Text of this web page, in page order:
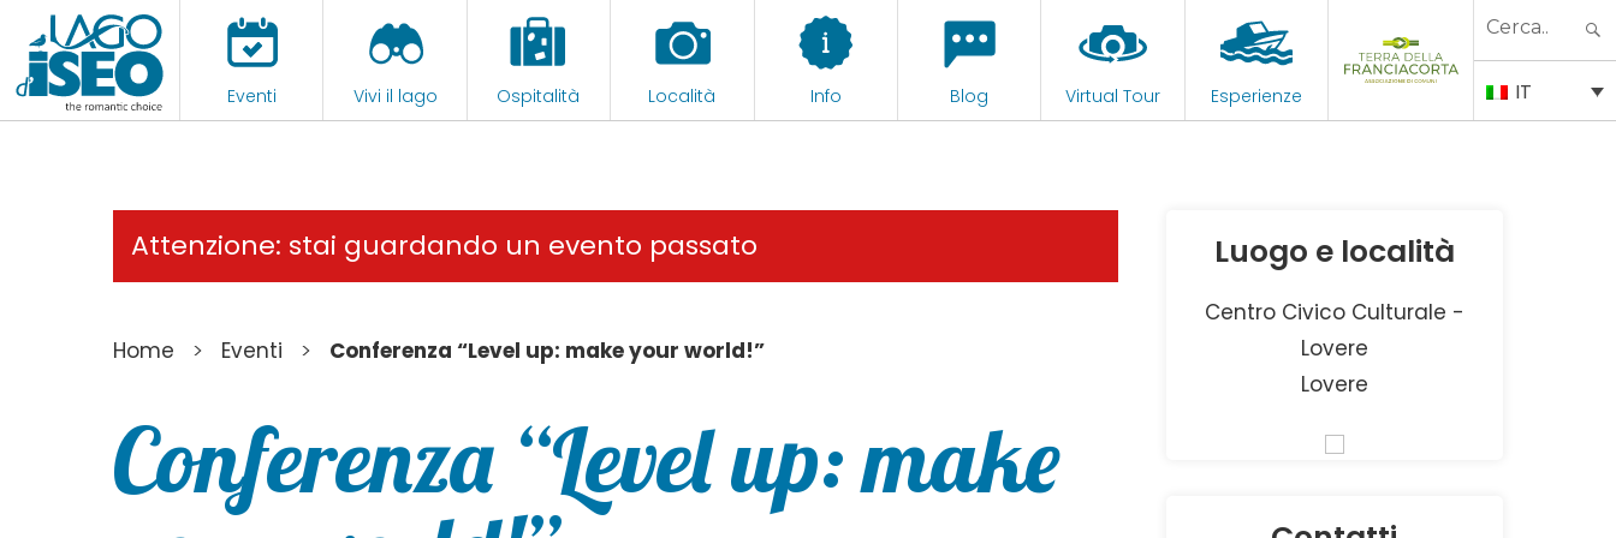
Eventi Vivi il lago Ospitalità Località Info Blog Virtual Tour Esperienze
Search
IT
Attenzione: stai guardando un evento passato
Home > Eventi > Conferenza “Level up: make your world!”
Conferenza “Level up: make
Luogo e località
Centro Civico Culturale -
Lovere
Lovere